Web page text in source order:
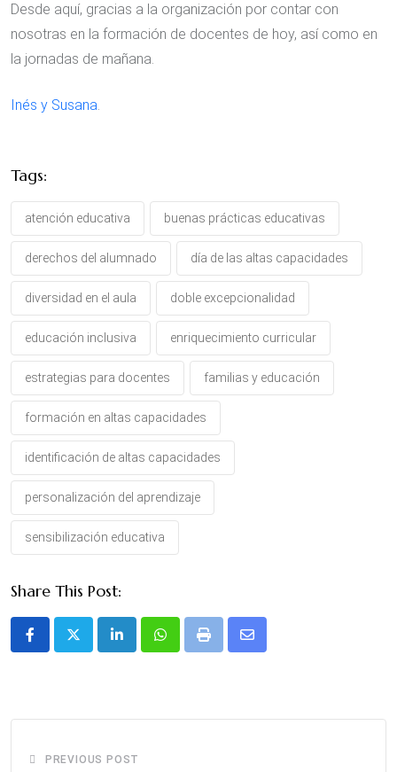
Desde aquí, gracias a la organización por contar con
nosotras en la formación de docentes de hoy, así como en
la jornadas de mañana.
Inés y Susana.
Tags:
atención educativa buenas prácticas educativas
derechos del alumnado día de las altas capacidades
diversidad en el aula doble excepcionalidad
educación inclusiva enriquecimiento curricular
estrategias para docentes familias y educación
formación en altas capacidades
identificación de altas capacidades
personalización del aprendizaje
sensibilización educativa
Share This Post:
LinkedInWhatsappPrint
Share
PREVIOUS POST